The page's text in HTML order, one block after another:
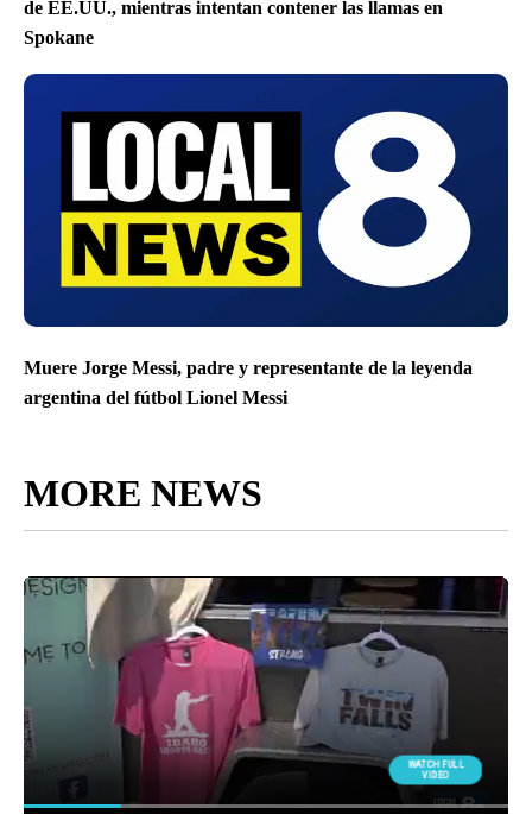
de EE.UU., mientras intentan contener las llamas en
Spokane
Muere Jorge Messi, padre y representante de la leyenda
argentina del fútbol Lionel Messi
MORE NEWS